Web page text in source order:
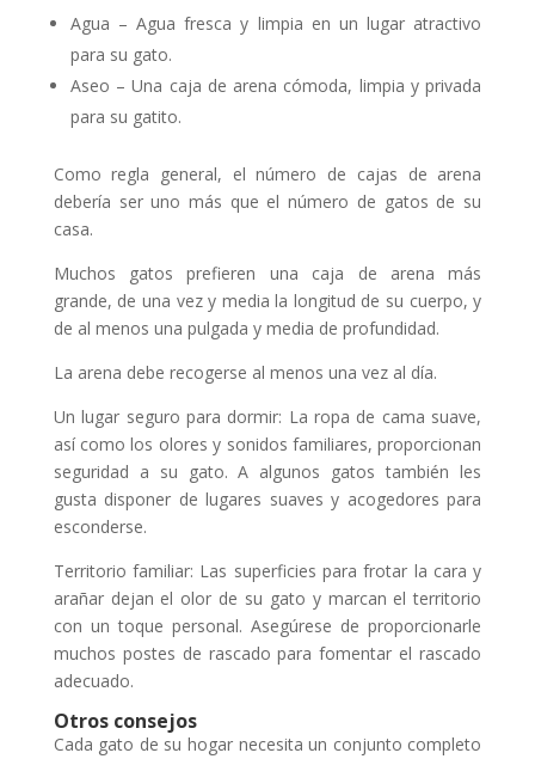
Agua – Agua fresca y limpia en un lugar atractivo
para su gato.
Aseo – Una caja de arena cómoda, limpia y privada
para su gatito.
Como regla general, el número de cajas de arena
debería ser uno más que el número de gatos de su
casa.
Muchos gatos prefieren una caja de arena más
grande, de una vez y media la longitud de su cuerpo, y
de al menos una pulgada y media de profundidad.
La arena debe recogerse al menos una vez al día.
Un lugar seguro para dormir: La ropa de cama suave,
así como los olores y sonidos familiares, proporcionan
seguridad a su gato. A algunos gatos también les
gusta disponer de lugares suaves y acogedores para
esconderse.
Territorio familiar: Las superficies para frotar la cara y
arañar dejan el olor de su gato y marcan el territorio
con un toque personal. Asegúrese de proporcionarle
muchos postes de rascado para fomentar el rascado
adecuado.
Otros consejos
Cada gato de su hogar necesita un conjunto completo